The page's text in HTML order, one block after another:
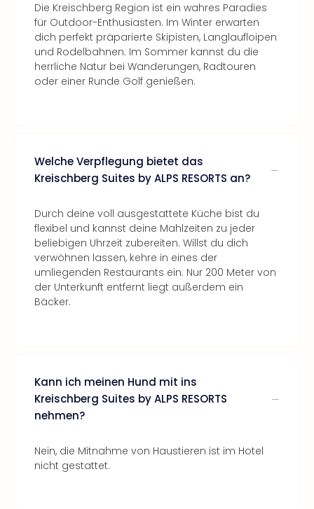
Die Kreischberg Region ist ein wahres Paradies
für Outdoor-Enthusiasten. Im Winter erwarten
dich perfekt präparierte Skipisten, Langlaufloipen
und Rodelbahnen. Im Sommer kannst du die
herrliche Natur bei Wanderungen, Radtouren
oder einer Runde Golf genießen.
Welche Verpflegung bietet das
Kreischberg Suites by ALPS RESORTS an?
Durch deine voll ausgestattete Küche bist du
flexibel und kannst deine Mahlzeiten zu jeder
beliebigen Uhrzeit zubereiten. Willst du dich
verwöhnen lassen, kehre in eines der
umliegenden Restaurants ein. Nur 200 Meter von
der Unterkunft entfernt liegt außerdem ein
Bäcker.
Kann ich meinen Hund mit ins
Kreischberg Suites by ALPS RESORTS
nehmen?
Nein, die Mitnahme von Haustieren ist im Hotel
nicht gestattet.